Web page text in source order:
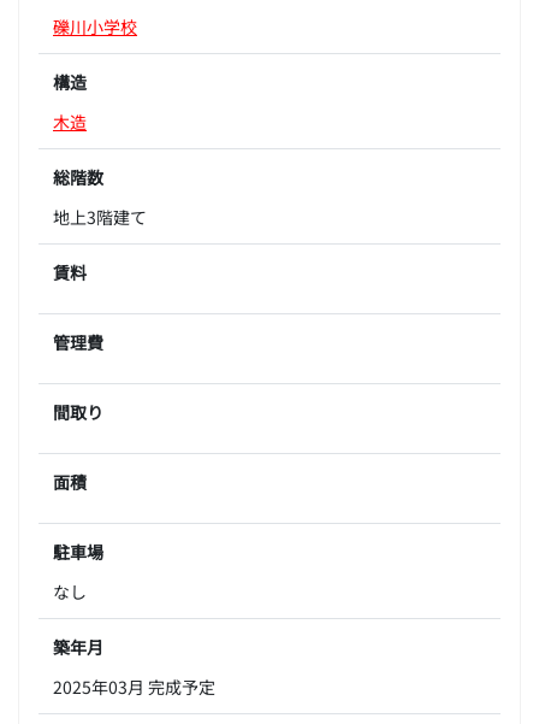
礫川小学校
構造
木造
総階数
地上3階建て
賃料
管理費
間取り
面積
駐車場
なし
築年月
2025年03月 完成予定